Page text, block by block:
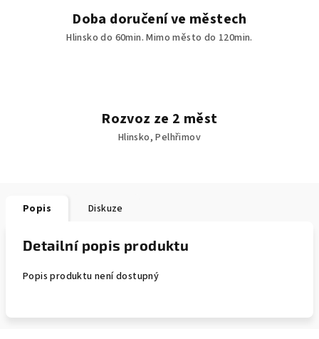
Doba doručení ve městech
Hlinsko do 60min. Mimo město do 120min.
Rozvoz ze 2 měst
Hlinsko, Pelhřimov
Popis Diskuze
Detailní popis produktu
Popis produktu není dostupný